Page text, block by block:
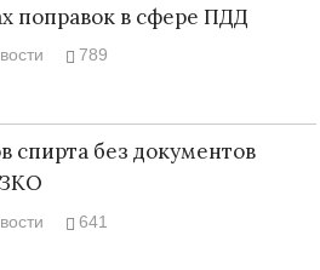
поправок в сфере ПДД
789
спирта без документов
641